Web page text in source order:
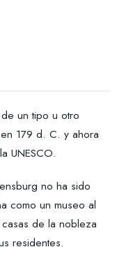
un tipo u otro
179 d. C. y ahora
UNESCO.
no ha sido
como un museo al
de la nobleza
residentes.